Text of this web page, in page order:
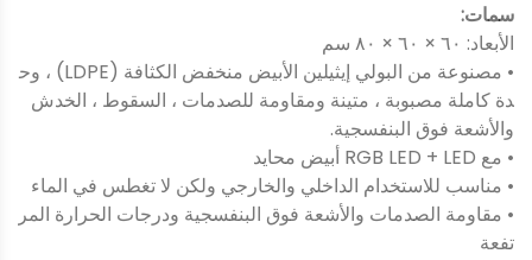
سمات:
الأبعاد: ٦٠ × ٦٠ × ٨٠ سم
• مصنوعة من البولي إيثيلين الأبيض منخفض الكثافة (LDPE) ، وح
دة كاملة مصبوبة ، متينة ومقاومة للصدمات ، السقوط ، الخدش
والأشعة فوق البنفسجية.
• مع RGB LED + LED أبيض محايد
• مناسب للاستخدام الداخلي والخارجي ولكن لا تغطس في الماء
• مقاومة الصدمات والأشعة فوق البنفسجية ودرجات الحرارة المر
تفعة